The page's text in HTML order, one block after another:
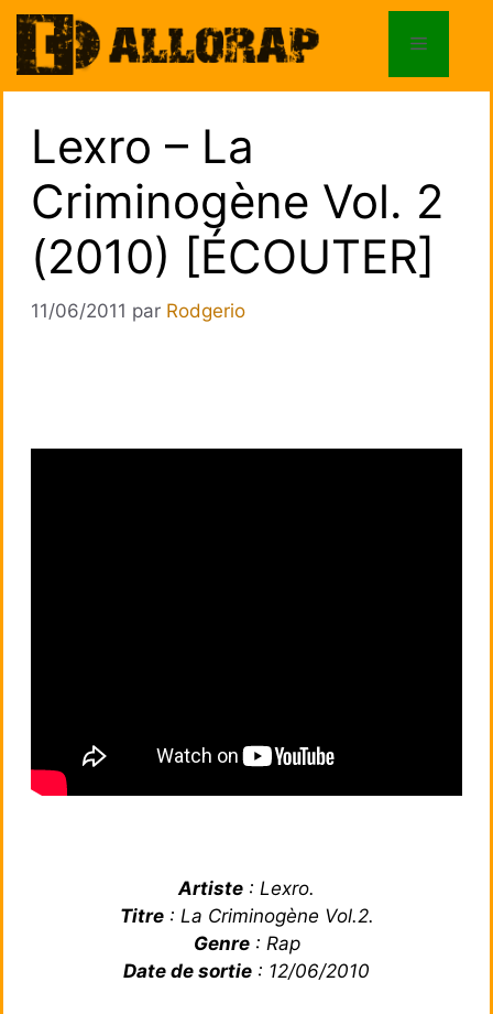
Aller
au
contenu
Menu
Lexro – La
Criminogène Vol. 2
(2010) [ÉCOUTER]
11/06/2011 par Rodgerio
Artiste : Lexro.
Titre: La Criminogène Vol.2.
Genre: Rap
Date de sortie : 12/06/2010